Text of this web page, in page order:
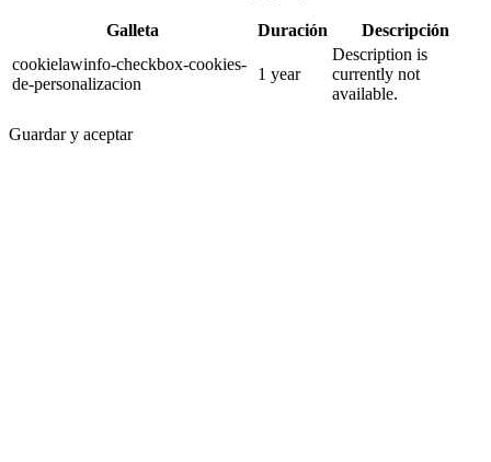
Galleta Duración
Descripción
cookielawinfo-checkbox-cookies-
de-personalizacion
1 year
Description is
currently not
available.
Guardar y aceptar